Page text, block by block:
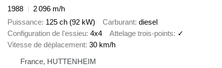
1988
2 096 m/h
Puissance 125 ch (92 kW) Carburant diesel
Configuration de l'essieu 4x4 Attelage trois-points
✓
Vitesse de déplacement 30 km/h
France, HUTTENHEIM